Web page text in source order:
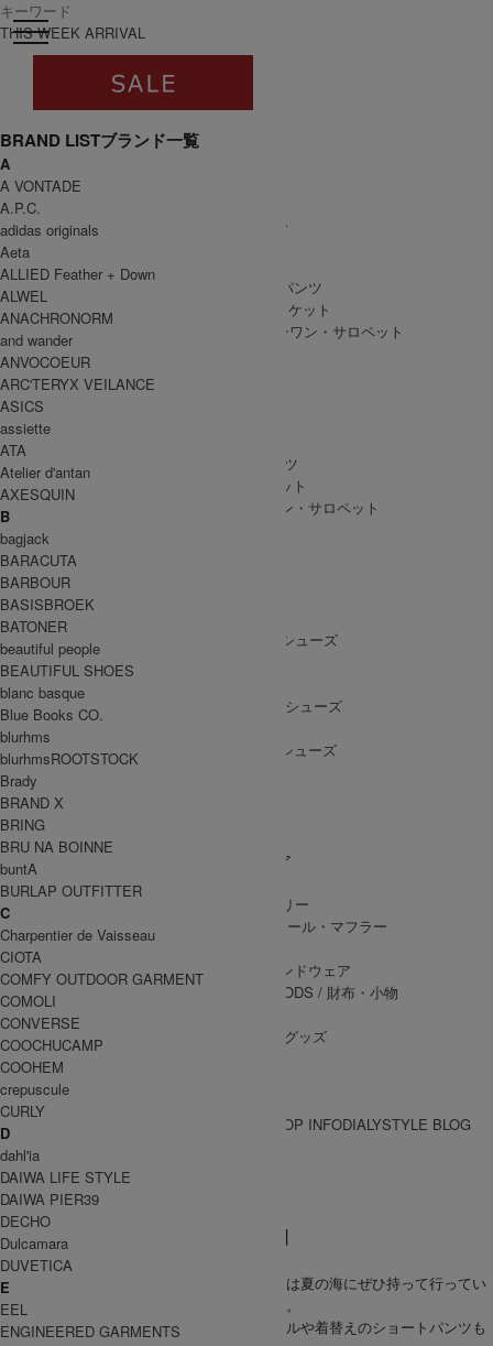
toggle navigation
ログイン
すべて
WOMEN
WOMEN ALL ITEM
/ ワンピース
SKIRT
BOTTOMS
/ ボトムス・パンツ
/ アウター・ジャケット
/ オールインワン・サロペット
MEN
MEN ALL ITEM
/ ボトムス・パンツ
/ アウター・ジャケット
/ オールインワン・サロペット
SHOES
SHOES ALL ITEM
/ ドレスシューズ
BOOTS
PUMPS
/ バレエシューズ
OTHER SHOES
/ その他シューズ
GOODS
GOODS ALL ITEM
/ 帽子・ヘッドウェア
BAG
ACCESSARY
/ アクセサリー
/ ストール・マフラー
LEG WEAR
HAND WEAR
/ 手袋・ハンドウェア
WALLET&GENERAL GOODS / 財布・小物
/ その他グッズ
BRAND一覧
BRAND一覧
SHOP INFODIALYSTYLE BLOG
【夏だ！海だ！ビーチアイテム特集！】
梅雨が明けて、いよいよ本格的な夏到来！
夏と言えばやっぱり海！ということで、今回は夏の海にぜひ持って行ってい
ただきたいオススメのアイテムを集めました。
帽子やサングラス、バッグにサンダル、タオルや着替えのショートパンツも
THIS WEEK ARRIVAL
BRAND LISTブランド一覧
A
A VONTADE
A.P.C.
adidas originals
Aeta
ALLIED Feather + Down
ALWEL
ANACHRONORM
and wander
ANVOCOEUR
ARC'TERYX VEILANCE
ASICS
assiette
ATA
Atelier d'antan
AXESQUIN
B
bagjack
BARACUTA
BARBOUR
BASISBROEK
BATONER
beautiful people
BEAUTIFUL SHOES
blanc basque
Blue Books CO.
blurhms
blurhmsROOTSTOCK
Brady
BRAND X
BRING
BRU NA BOINNE
buntA
BURLAP OUTFITTER
C
Charpentier de Vaisseau
CIOTA
COMFY OUTDOOR GARMENT
COMOLI
CONVERSE
COOCHUCAMP
COOHEM
crepuscule
CURLY
D
dahl'ia
DAIWA LIFE STYLE
DAIWA PIER39
DECHO
Dulcamara
DUVETICA
E
EEL
ENGINEERED GARMENTS